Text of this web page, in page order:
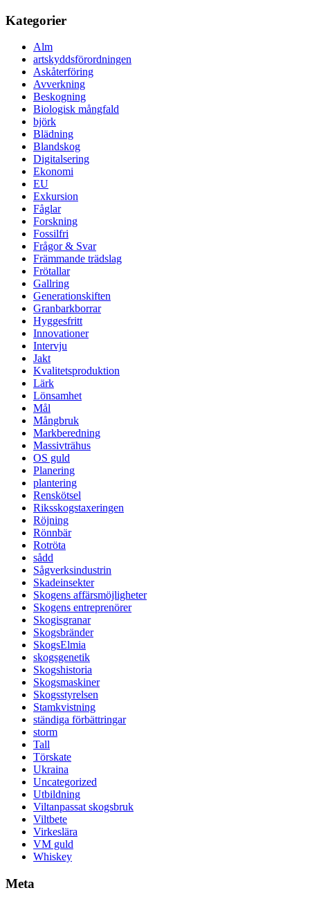
Kategorier
Alm
artskyddsförordningen
Askåterföring
Avverkning
Beskogning
Biologisk mångfald
björk
Blädning
Blandskog
Digitalsering
Ekonomi
EU
Exkursion
Fåglar
Forskning
Fossilfri
Frågor & Svar
Främmande trädslag
Frötallar
Gallring
Generationskiften
Granbarkborrar
Hyggesfritt
Innovationer
Intervju
Jakt
Kvalitetsproduktion
Lärk
Lönsamhet
Mål
Mångbruk
Markberedning
Massivträhus
OS guld
Planering
plantering
Renskötsel
Riksskogstaxeringen
Röjning
Rönnbär
Rotröta
sådd
Sågverksindustrin
Skadeinsekter
Skogens affärsmöjligheter
Skogens entreprenörer
Skogisgranar
Skogsbränder
SkogsElmia
skogsgenetik
Skogshistoria
Skogsmaskiner
Skogsstyrelsen
Stamkvistning
ständiga förbättringar
storm
Tall
Törskate
Ukraina
Uncategorized
Utbildning
Viltanpassat skogsbruk
Viltbete
Virkeslära
VM guld
Whiskey
Meta